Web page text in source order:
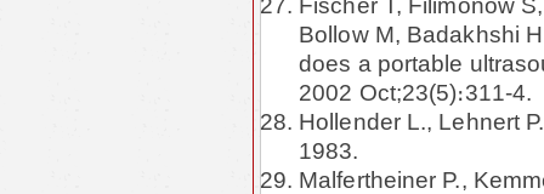
Bollow M, Badakhshi
does a portable
2002 Oct;23(5)։311-4.
Hollender L., Lehnert
1983.
Malfertheiner P.,